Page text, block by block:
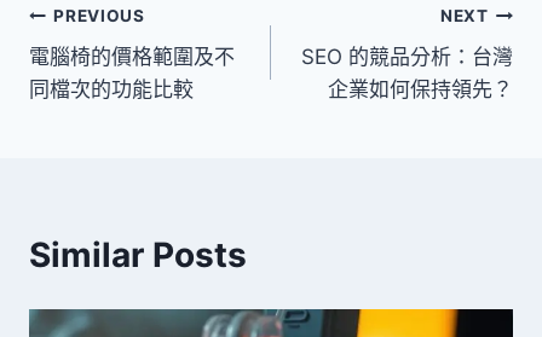
文
章
PREVIOUS
電腦椅的價格範圍及不
同檔次的功能比較
NEXT
SEO 的競品分析：台灣
企業如何保持領先？
Similar Posts